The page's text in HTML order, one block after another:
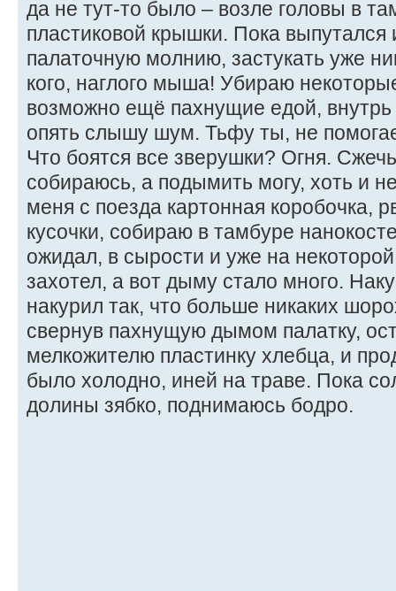
да не тут-то было – возле головы в
пластиковой крышки. Пока выпутался
палаточную молнию, застукать уже
кого, наглого мыша! Убираю
возможно ещё пахнущие едой, внутрь
опять слышу шум. Тьфу ты, не
Что боятся все зверушки? Огня.
собираюсь, а подымить могу, хоть и
меня с поезда картонная коробочка,
кусочки, собираю в тамбуре
ожидал, в сырости и уже на
захотел, а вот дыму стало много.
накурил так, что больше никаких
свернув пахнущую дымом палатку,
мелкожителю пластинку хлебца, и
было холодно, иней на траве. Пока
долины зябко, поднимаюсь бодро.